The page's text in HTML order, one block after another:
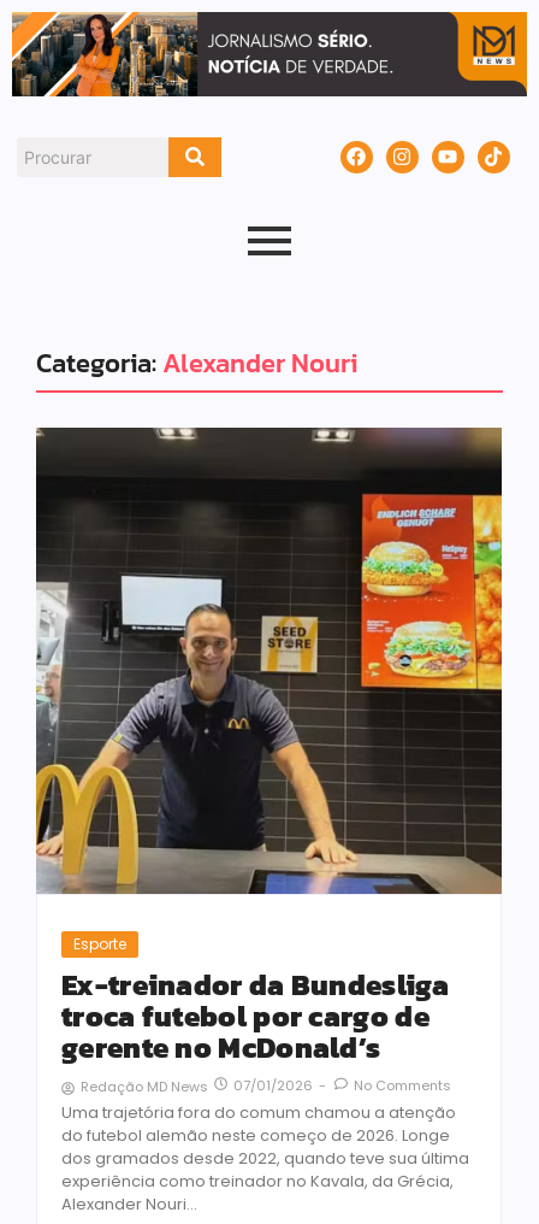
Categoria:Alexander Nouri
Esporte
Ex-treinador da Bundesliga
troca futebol por cargo de
gerente no McDonald’s
Redação MD News 07/01/2026 - No Comments
Uma trajetória fora do comum chamou a atenção
do futebol alemão neste começo de 2026. Longe
dos gramados desde 2022, quando teve sua última
experiência como treinador no Kavala, da Grécia,
Alexander Nouri...